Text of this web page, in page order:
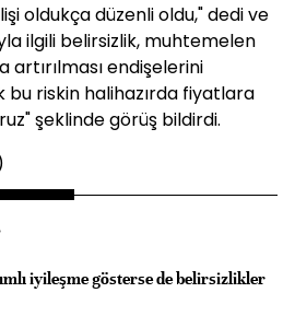
oldukça düzenli oldu," dedi ve
ilgili belirsizlik, muhtemelen
artırılması endişelerini
riskin halihazırda fiyatlara
şeklinde görüş bildirdi.
iyileşme gösterse de belirsizlikler